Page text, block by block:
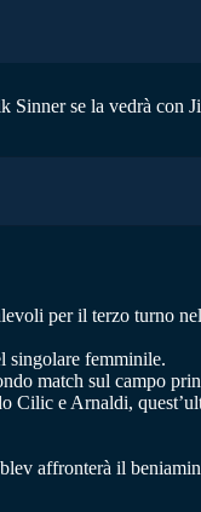
Sinner se la vedrà con
per il terzo turno
singolare femminile.
match sul campo
Cilic e Arnaldi,
affronterà il